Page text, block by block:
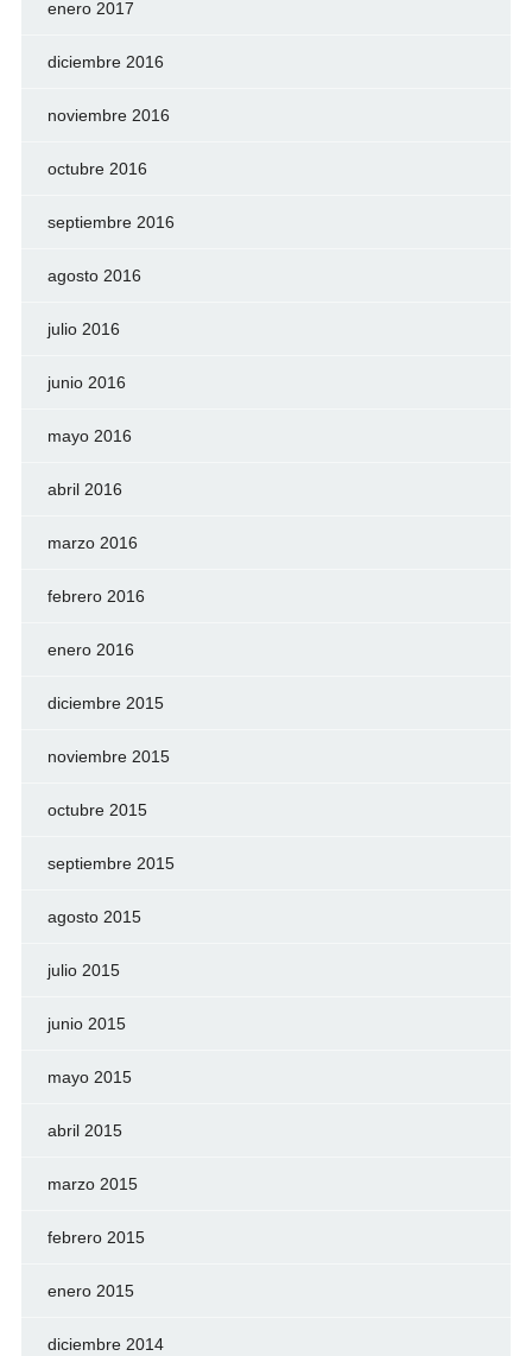
enero 2017
diciembre 2016
noviembre 2016
octubre 2016
septiembre 2016
agosto 2016
julio 2016
junio 2016
mayo 2016
abril 2016
marzo 2016
febrero 2016
enero 2016
diciembre 2015
noviembre 2015
octubre 2015
septiembre 2015
agosto 2015
julio 2015
junio 2015
mayo 2015
abril 2015
marzo 2015
febrero 2015
enero 2015
diciembre 2014